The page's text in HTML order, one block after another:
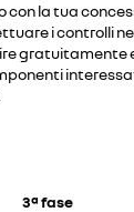
con la tua
i controlli
gratuitamente
3ª fase